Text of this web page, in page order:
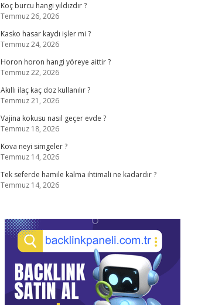
Koç burcu hangi yıldızdır ?
Temmuz 26, 2026
Kasko hasar kaydı işler mi ?
Temmuz 24, 2026
Horon horon hangi yöreye aittir ?
Temmuz 22, 2026
Akıllı ilaç kaç doz kullanılır ?
Temmuz 21, 2026
Vajina kokusu nasıl geçer evde ?
Temmuz 18, 2026
Kova neyi simgeler ?
Temmuz 14, 2026
Tek seferde hamile kalma ihtimali ne kadardır ?
Temmuz 14, 2026